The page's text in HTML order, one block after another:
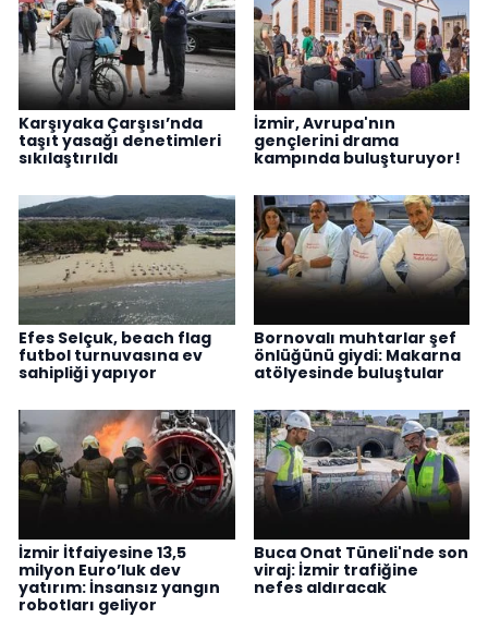
Karşıyaka Çarşısı’nda
taşıt yasağı denetimleri
sıkılaştırıldı
İzmir, Avrupa'nın
gençlerini drama
kampında buluşturuyor!
Efes Selçuk, beach flag
futbol turnuvasına ev
sahipliği yapıyor
Bornovalı muhtarlar şef
önlüğünü giydi: Makarna
atölyesinde buluştular
İzmir İtfaiyesine 13,5
milyon Euro’luk dev
yatırım: İnsansız yangın
robotları geliyor
Buca Onat Tüneli'nde son
viraj: İzmir trafiğine
nefes aldıracak